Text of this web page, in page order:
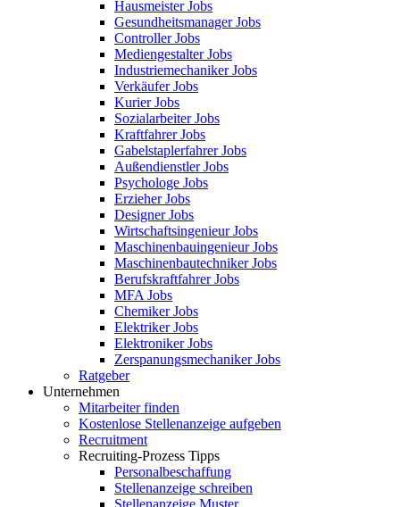
Hausmeister Jobs
Gesundheitsmanager Jobs
Controller Jobs
Mediengestalter Jobs
Industriemechaniker Jobs
Verkäufer Jobs
Kurier Jobs
Sozialarbeiter Jobs
Kraftfahrer Jobs
Gabelstaplerfahrer Jobs
Außendienstler Jobs
Psychologe Jobs
Erzieher Jobs
Designer Jobs
Wirtschaftsingenieur Jobs
Maschinenbauingenieur Jobs
Maschinenbautechniker Jobs
Berufskraftfahrer Jobs
MFA Jobs
Chemiker Jobs
Elektriker Jobs
Elektroniker Jobs
Zerspanungsmechaniker Jobs
Ratgeber
Unternehmen
Mitarbeiter finden
Kostenlose Stellenanzeige aufgeben
Recruitment
Recruiting-Prozess Tipps
Personalbeschaffung
Stellenanzeige schreiben
Stellenanzeige Muster